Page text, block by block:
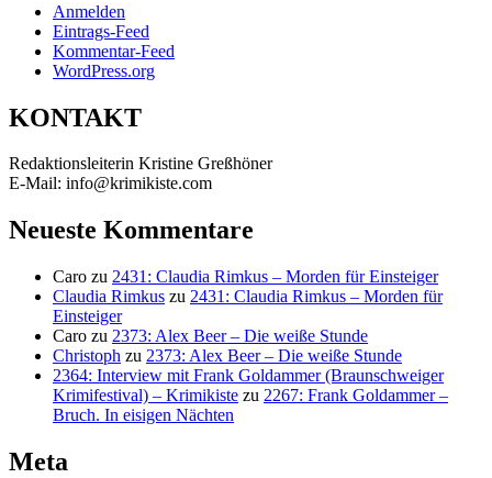
Anmelden
Eintrags-Feed
Kommentar-Feed
WordPress.org
KONTAKT
Redaktionsleiterin Kristine Greßhöner
E-Mail: info@krimikiste.com
Neueste Kommentare
Caro zu 2431: Claudia Rimkus – Morden für Einsteiger
Claudia Rimkus zu 2431: Claudia Rimkus – Morden für
Einsteiger
Caro zu 2373: Alex Beer – Die weiße Stunde
Christoph zu 2373: Alex Beer – Die weiße Stunde
2364: Interview mit Frank Goldammer (Braunschweiger
Krimifestival) – Krimikiste zu 2267: Frank Goldammer –
Bruch. In eisigen Nächten
Meta